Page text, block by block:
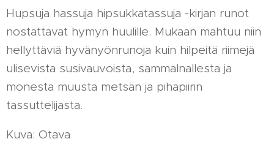
Hupsuja hassuja hipsukkatassuja -kirjan runot
nostattavat hymyn huulille. Mukaan mahtuu niin
hellyttäviä hyvänyönrunoja kuin hilpeitä riimejä
ulisevista susivauvoista, sammalnallesta ja
monesta muusta metsän ja pihapiirin
tassuttelijasta.
Kuva: Otava